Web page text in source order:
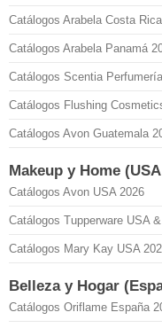
Catálogos Arabela Costa
Catálogos Arabela Panamá
Catálogos Scentia
Catálogos Flushing
Catálogos Avon Guatemala
Makeup y Home
Catálogos Avon USA 2026
Catálogos Tupperware USA
Catálogos Mary Kay USA
Belleza y Hogar
Catálogos Oriflame España